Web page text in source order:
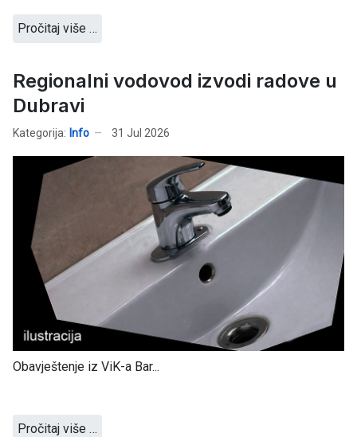
Pročitaj više …
Regionalni vodovod izvodi radove u
Dubravi
Kategorija: Info 31 Jul 2026
Obavještenje iz ViK-a Bar...
Pročitaj više …